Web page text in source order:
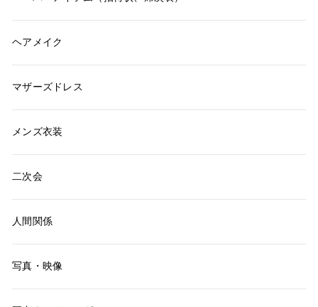
ヘアメイク
マザーズドレス
メンズ衣装
二次会
人間関係
写真・映像